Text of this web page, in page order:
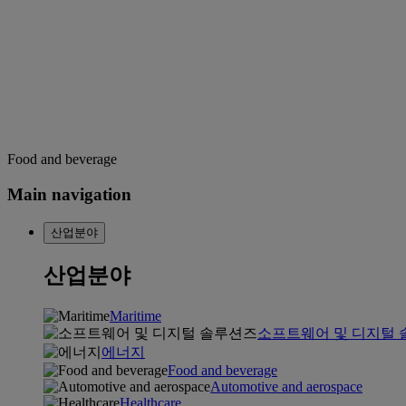
Food and beverage
Main navigation
산업분야
산업분야
Maritime
소프트웨어 및 디지털
에너지
Food and beverage
Automotive and aerospace